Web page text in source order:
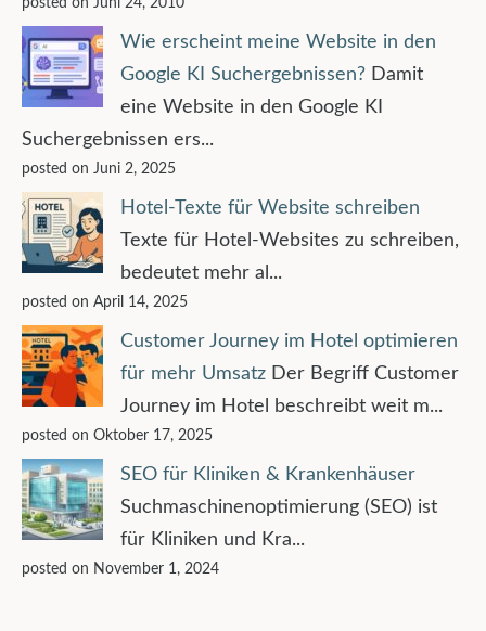
Wie erscheint meine Website in den
Google KI Suchergebnissen? Damit
eine Website in den Google KI
Suchergebnissen ers...
posted on Juni 2, 2025
Hotel-Texte für Website schreiben
Texte für Hotel-Websites zu schreiben,
bedeutet mehr al...
posted on April 14, 2025
Customer Journey im Hotel optimieren
für mehr Umsatz Der Begriff Customer
Journey im Hotel beschreibt weit m...
posted on Oktober 17, 2025
SEO für Kliniken & Krankenhäuser
Suchmaschinenoptimierung (SEO) ist
für Kliniken und Kra...
posted on November 1, 2024